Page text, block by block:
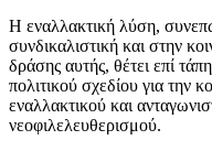
Η εναλλακτική λύση,
συνδικαλιστική και στην
δράσης αυτής, θέτει επί
πολιτικού σχεδίου για την
εναλλακτικού και
νεοφιλελευθερισμού.